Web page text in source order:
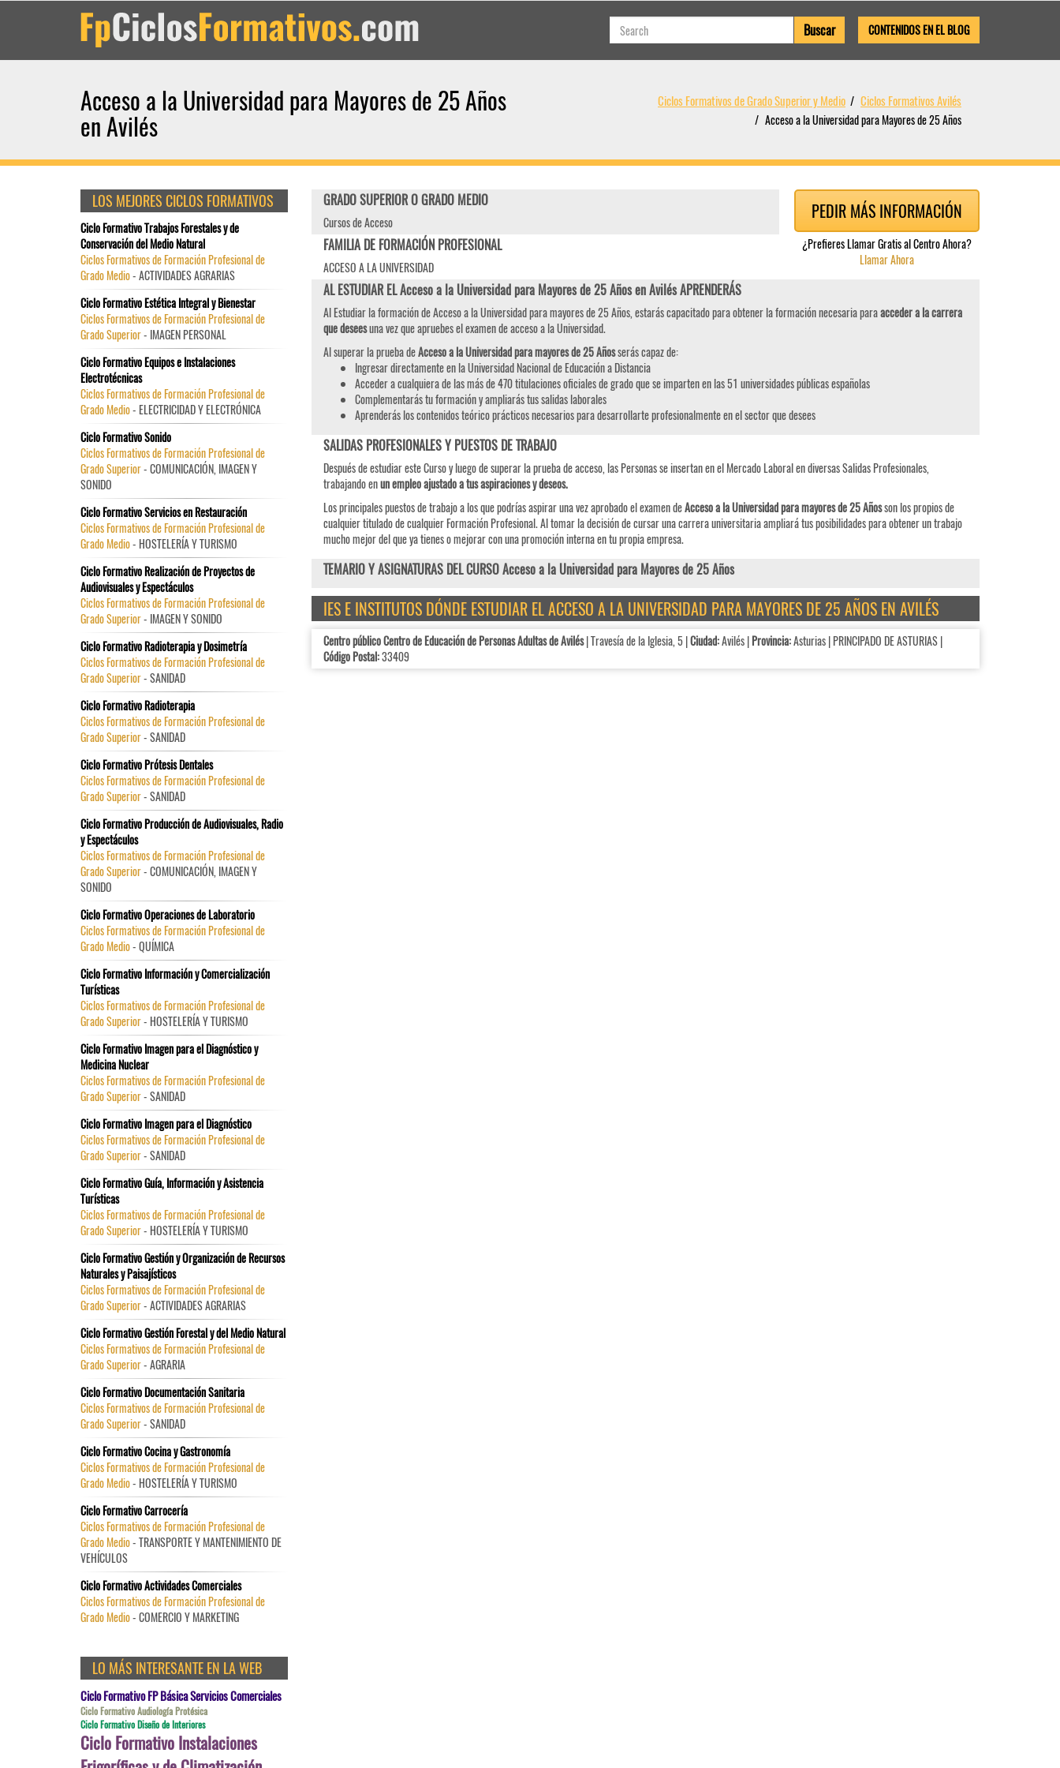
CONTENIDOS EN EL BLOG
Acceso a la Universidad para Mayores de 25 Años
en Avilés
Ciclos Formativos de Grado Superior y Medio Ciclos Formativos Avilés
Acceso a la Universidad para Mayores de 25 Años
PEDIR MÁS INFORMACIÓN
¿Prefieres Llamar Gratis al Centro Ahora?
Llamar Ahora
GRADO SUPERIOR O GRADO MEDIO
Cursos de Acceso
FAMILIA DE FORMACIÓN PROFESIONAL
ACCESO A LA UNIVERSIDAD
AL ESTUDIAR EL Acceso a la Universidad para Mayores de 25 Años en Avilés APRENDERÁS
Al Estudiar la formación de Acceso a la Universidad para mayores de 25 Años, estarás capacitado para obtener la formación necesaria paraacceder a la carrera
que deseesuna vez que apruebes el examen de acceso a la Universidad.
Al superar la prueba deAcceso a la Universidad para mayores de 25 Añosserás capaz de:
Ingresar directamente en la Universidad Nacional de Educación a Distancia
Acceder a cualquiera de las más de 470 titulaciones oficiales de grado que se imparten en las 51 universidades públicas españolas
Complementarás tu formación y ampliarás tus salidas laborales
Aprenderás los contenidos teórico prácticos necesarios para desarrollarte profesionalmente en el sector que desees
SALIDAS PROFESIONALES Y PUESTOS DE TRABAJO
Después de estudiar este Curso y luego de superar la prueba de acceso, las Personas se insertan en el Mercado Laboral en diversas Salidas Profesionales,
trabajando enun empleo ajustado a tus aspiraciones y deseos.
Los principales puestos de trabajo a los que podrías aspirar una vez aprobado el examen deAcceso a la Universidad para mayores de 25 Añosson los propios de
cualquier titulado de cualquier Formación Profesional. Al tomar la decisión de cursar una carrera universitaria ampliará tus posibilidades para obtener un trabajo
mucho mejor del que ya tienes o mejorar con una promoción interna en tu propia empresa.
TEMARIO Y ASIGNATURAS DEL CURSO Acceso a la Universidad para Mayores de 25 Años
IES E INSTITUTOS DÓNDE ESTUDIAR EL ACCESO A LA UNIVERSIDAD PARA MAYORES DE 25 AÑOS EN AVILÉS
Centro público Centro de Educación de Personas Adultas de Avilés| Travesía de la Iglesia, 5 |Ciudad:Avilés |Provincia:Asturias | PRINCIPADO DE ASTURIAS |
Código Postal:33409
LOS MEJORES CICLOS FORMATIVOS
Ciclo Formativo Trabajos Forestales y de
Conservación del Medio Natural
Ciclos Formativos de Formación Profesional de
Grado Medio- ACTIVIDADES AGRARIAS
Ciclo Formativo Estética Integral y Bienestar
Ciclos Formativos de Formación Profesional de
Grado Superior- IMAGEN PERSONAL
Ciclo Formativo Equipos e Instalaciones
Electrotécnicas
Ciclos Formativos de Formación Profesional de
Grado Medio- ELECTRICIDAD Y ELECTRÓNICA
Ciclo Formativo Sonido
Ciclos Formativos de Formación Profesional de
Grado Superior- COMUNICACIÓN, IMAGEN Y
SONIDO
Ciclo Formativo Servicios en Restauración
Ciclos Formativos de Formación Profesional de
Grado Medio- HOSTELERÍA Y TURISMO
Ciclo Formativo Realización de Proyectos de
Audiovisuales y Espectáculos
Ciclos Formativos de Formación Profesional de
Grado Superior- IMAGEN Y SONIDO
Ciclo Formativo Radioterapia y Dosimetría
Ciclos Formativos de Formación Profesional de
Grado Superior- SANIDAD
Ciclo Formativo Radioterapia
Ciclos Formativos de Formación Profesional de
Grado Superior- SANIDAD
Ciclo Formativo Prótesis Dentales
Ciclos Formativos de Formación Profesional de
Grado Superior- SANIDAD
Ciclo Formativo Producción de Audiovisuales, Radio
y Espectáculos
Ciclos Formativos de Formación Profesional de
Grado Superior- COMUNICACIÓN, IMAGEN Y
SONIDO
Ciclo Formativo Operaciones de Laboratorio
Ciclos Formativos de Formación Profesional de
Grado Medio- QUÍMICA
Ciclo Formativo Información y Comercialización
Turísticas
Ciclos Formativos de Formación Profesional de
Grado Superior- HOSTELERÍA Y TURISMO
Ciclo Formativo Imagen para el Diagnóstico y
Medicina Nuclear
Ciclos Formativos de Formación Profesional de
Grado Superior- SANIDAD
Ciclo Formativo Imagen para el Diagnóstico
Ciclos Formativos de Formación Profesional de
Grado Superior- SANIDAD
Ciclo Formativo Guía, Información y Asistencia
Turísticas
Ciclos Formativos de Formación Profesional de
Grado Superior- HOSTELERÍA Y TURISMO
Ciclo Formativo Gestión y Organización de Recursos
Naturales y Paisajísticos
Ciclos Formativos de Formación Profesional de
Grado Superior- ACTIVIDADES AGRARIAS
Ciclo Formativo Gestión Forestal y del Medio Natural
Ciclos Formativos de Formación Profesional de
Grado Superior- AGRARIA
Ciclo Formativo Documentación Sanitaria
Ciclos Formativos de Formación Profesional de
Grado Superior- SANIDAD
Ciclo Formativo Cocina y Gastronomía
Ciclos Formativos de Formación Profesional de
Grado Medio- HOSTELERÍA Y TURISMO
Ciclo Formativo Carrocería
Ciclos Formativos de Formación Profesional de
Grado Medio- TRANSPORTE Y MANTENIMIENTO DE
VEHÍCULOS
Ciclo Formativo Actividades Comerciales
Ciclos Formativos de Formación Profesional de
Grado Medio- COMERCIO Y MARKETING
LO MÁS INTERESANTE EN LA WEB
Ciclo Formativo FP Básica Servicios Comerciales
Ciclo Formativo Audiología Protésica
Ciclo Formativo Diseño de Interiores
Ciclo Formativo Instalaciones